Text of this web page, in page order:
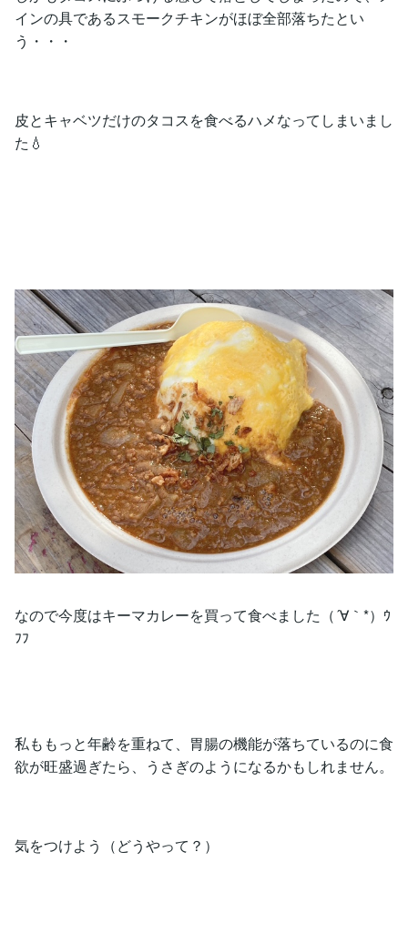
インの具であるスモークチキンがほぼ全部落ちたとい
う・・・
皮とキャベツだけのタコスを食べるハメなってしまいまし
た💧
なので今度はキーマカレーを買って食べました（´∀｀*）ｳ
ﾌﾌ
私ももっと年齢を重ねて、胃腸の機能が落ちているのに食
欲が旺盛過ぎたら、うさぎのようになるかもしれません。
気をつけよう（どうやって？）